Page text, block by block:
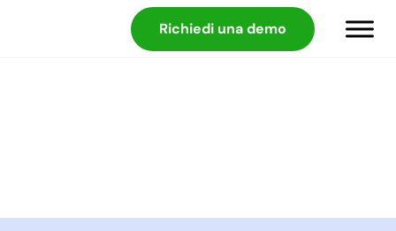
Richiedi una demo